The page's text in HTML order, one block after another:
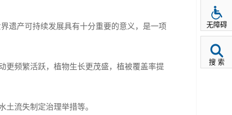
遗产可持续发展具有十分重要的意义，是一项
频繁活跃，植物生长更茂盛，植被覆盖率提
流失制定治理举措等。
无障碍
搜 索